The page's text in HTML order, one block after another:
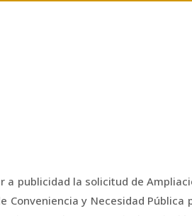
a publicidad la solicitud de
y Necesidad Pública